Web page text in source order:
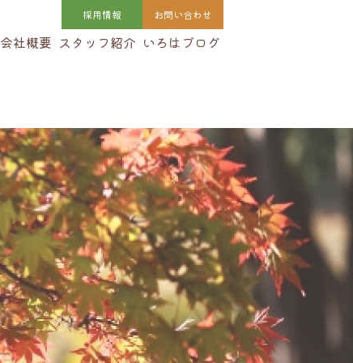
採用情報 お問い合わせ
会社概要 スタッフ紹介 いろはブログ